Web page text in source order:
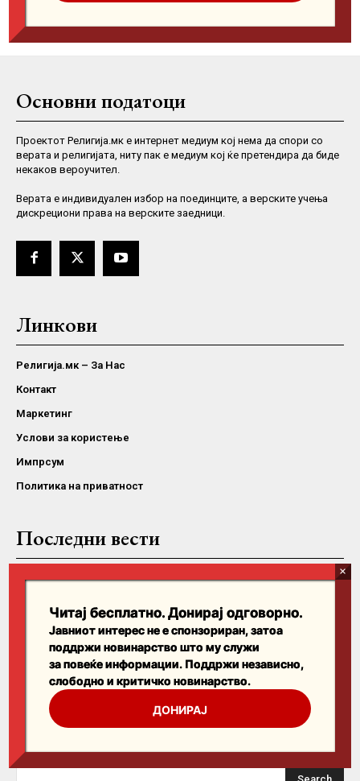
Основни податоци
Проектот Религија.мк е интернет медиум кој нема да спори со
верата и религијата, ниту пак е медиум кој ќе претендира да биде
некаков вероучител.
Верaта е индивидуален избор на поединците, а верските учења
дискрециони права на верските заедници.
Линкови
Религија.мк – За Нас
Контакт
Маркетинг
Услови за користење
Импрсум
Политика на приватност
Последни вести
Вартоломеј, Теодор II и Јован заедно на Имврос
Се наѕира ли поделба во СПЦ во Црна Гора? Во фокусот
односите со Вучиќ
Крушево во чест на свети Климент: Моштите на патронот
во свечена литија
Пребарајте
Search
Читај бесплатно. Донирај одговорно.
Јавниот интерес не е спонзориран, затоа
поддржи новинарство што му служи
за повеќе информации. Поддржи независно,
слободно и критичко новинарство.
ДОНИРАЈ